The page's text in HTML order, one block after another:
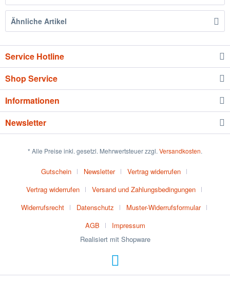
Ähnliche Artikel
Service Hotline
Shop Service
Informationen
Newsletter
* Alle Preise inkl. gesetzl. Mehrwertsteuer zzgl. Versandkosten.
Gutschein Newsletter
Vertrag widerrufen
Vertrag widerrufen
Versand und Zahlungsbedingungen
Widerrufsrecht
Datenschutz
Muster-Widerrufsformular
AGB
Impressum
Realisiert mit Shopware